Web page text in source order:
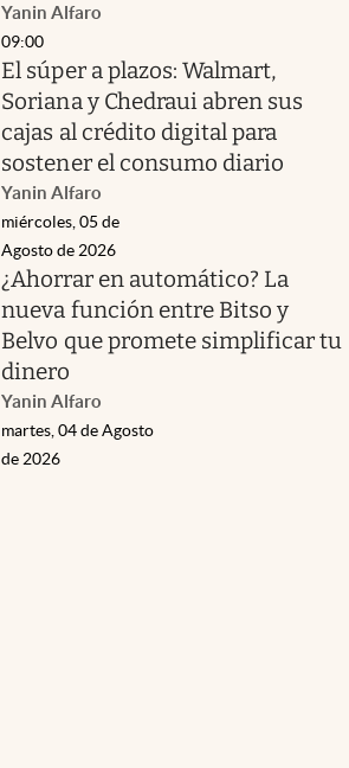
Yanin Alfaro
09:00
El súper a plazos: Walmart,
Soriana y Chedraui abren sus
cajas al crédito digital para
sostener el consumo diario
Yanin Alfaro
miércoles, 05 de
Agosto de 2026
¿Ahorrar en automático? La
nueva función entre Bitso y
Belvo que promete simplificar tu
dinero
Yanin Alfaro
martes, 04 de Agosto
de 2026